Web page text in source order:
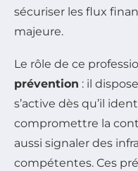
sécuriser les flux
majeure.
Le rôle de ce
prévention : il
s’active dès qu’il
compromettre la
aussi signaler des
compétentes. Ces